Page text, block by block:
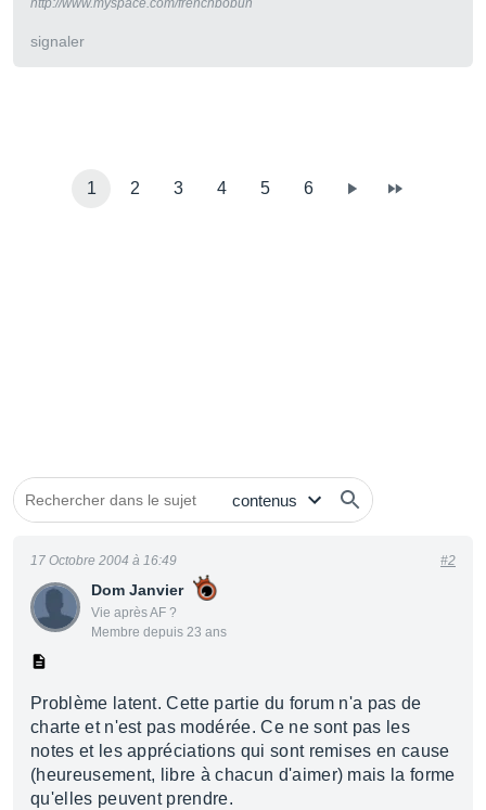
http://www.myspace.com/frenchbobun
signaler
1 2 3 4 5 6
Dom Janvier
Vie après AF ?
Membre depuis 23 ans
17 Octobre 2004 à 16:49 #2
Problème latent. Cette partie du forum n'a pas de
charte et n'est pas modérée. Ce ne sont pas les
notes et les appréciations qui sont remises en cause
(heureusement, libre à chacun d'aimer) mais la forme
qu'elles peuvent prendre.